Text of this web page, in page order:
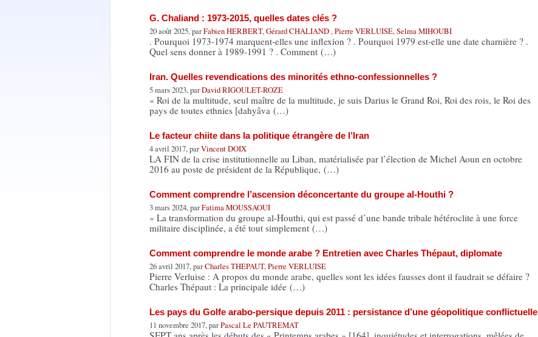
G. Chaliand : 1973-2015, quelles dates clés ?
20 août 2025, parFabien HERBERT,Gérard CHALIAND,Pierre VERLUISE,Selma MIHOUBI
. Pourquoi 1973-1974 marquent-elles une inflexion ? . Pourquoi 1979 est-elle une date charnière ? .
Quel sens donner à 1989-1991 ? . Comment (…)
Iran. Quelles revendications des minorités ethno-confessionnelles ?
5 mars 2023, parDavid RIGOULET-ROZE
« Roi de la multitude, seul maître de la multitude, je suis Darius le Grand Roi, Roi des rois, le Roi des
pays de toutes ethnies [dahyâva (…)
Le facteur chiite dans la politique étrangère de l’Iran
4 avril 2017, parVincent DOIX
LA FIN de la crise institutionnelle au Liban, matérialisée par l’élection de Michel Aoun en octobre
2016 au poste de président de la République, (…)
Comment comprendre l’ascension déconcertante du groupe al-Houthi ?
3 mars 2024, parFatima MOUSSAOUI
« La transformation du groupe al-Houthi, qui est passé d’une bande tribale hétéroclite à une force
militaire disciplinée, a été tout simplement (…)
Comment comprendre le monde arabe ? Entretien avec Charles Thépaut, diplomate
26 avril 2017, parCharles THEPAUT,Pierre VERLUISE
Pierre Verluise : A propos du monde arabe, quelles sont les idées fausses dont il faudrait se défaire ?
Charles Thépaut : La principale idée (…)
Les pays du Golfe arabo-persique depuis 2011 : persistance d’une géopolitique conflictuelle
11 novembre 2017, parPascal Le PAUTREMAT